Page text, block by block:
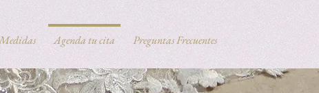
Agenda tu cita Preguntas Frecuentes